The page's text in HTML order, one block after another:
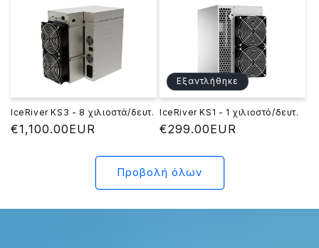
IceRiver KS3 - 8 χιλιοστά/δευτ.
Κανονική
€1,100.00EUR
Εξαντλήθηκε
IceRiver KS1 - 1 χιλιοστό/δευτ.
Κανονική
€299.00EUR
Προβολή όλων